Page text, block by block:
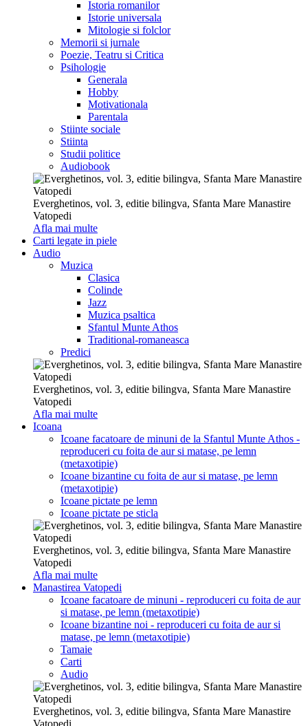
Istoria romanilor
Istorie universala
Mitologie si folclor
Memorii si jurnale
Poezie, Teatru si Critica
Psihologie
Generala
Hobby
Motivationala
Parentala
Stiinte sociale
Stiinta
Studii politice
Audiobook
Everghetinos, vol. 3, editie bilingva, Sfanta Mare Manastire
Vatopedi
Afla mai multe
Carti legate in piele
Audio
Muzica
Clasica
Colinde
Jazz
Muzica psaltica
Sfantul Munte Athos
Traditional-romaneasca
Predici
Everghetinos, vol. 3, editie bilingva, Sfanta Mare Manastire
Vatopedi
Afla mai multe
Icoana
Icoane facatoare de minuni de la Sfantul Munte Athos -
reproduceri cu foita de aur si matase, pe lemn
(metaxotipie)
Icoane bizantine cu foita de aur si matase, pe lemn
(metaxotipie)
Icoane pictate pe lemn
Icoane pictate pe sticla
Everghetinos, vol. 3, editie bilingva, Sfanta Mare Manastire
Vatopedi
Afla mai multe
Manastirea Vatopedi
Icoane facatoare de minuni - reproduceri cu foita de aur
si matase, pe lemn (metaxotipie)
Icoane bizantine noi - reproduceri cu foita de aur si
matase, pe lemn (metaxotipie)
Tamaie
Carti
Audio
Everghetinos, vol. 3, editie bilingva, Sfanta Mare Manastire
Vatopedi